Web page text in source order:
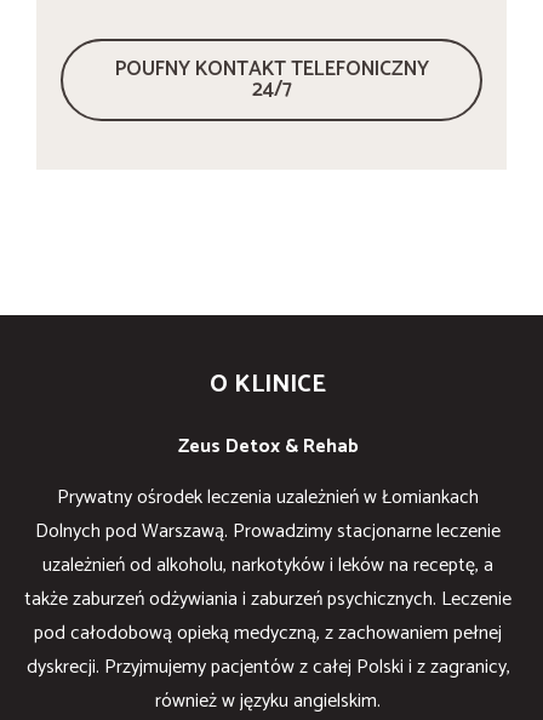
POUFNY KONTAKT TELEFONICZNY
24/7
O KLINICE
Zeus Detox & Rehab
Prywatny ośrodek leczenia uzależnień w Łomiankach
Dolnych pod Warszawą. Prowadzimy stacjonarne leczenie
uzależnień od alkoholu, narkotyków i leków na receptę, a
także zaburzeń odżywiania i zaburzeń psychicznych. Leczenie
pod całodobową opieką medyczną, z zachowaniem pełnej
dyskrecji. Przyjmujemy pacjentów z całej Polski i z zagranicy,
również w języku angielskim.